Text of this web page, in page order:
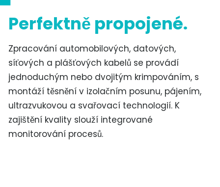
Perfektně propojené.
Zpracování automobilových, datových,
síťových a plášťových kabelů se provádí
jednoduchým nebo dvojitým krimpováním, s
montáží těsnění v izolačním posunu, pájením,
ultrazvukovou a svařovací technologií. K
zajištění kvality slouží integrované
monitorování procesů.